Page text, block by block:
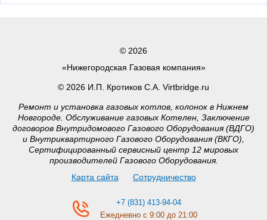
© 2026
«Нижегородская Газовая компания»
© 2026 И.П. Кротиков С.А. Virtbridge.ru
Ремонт и установка газовых котлов, колонок в Нижнем
Новгороде. Обслуживание газовых Котелен, Заключение
договоров Внутридомового Газового Оборудования (ВДГО)
и Внутриквартирного Газового Оборудования (ВКГО),
Сертифицированный сервисный центр 12 мировых
производителей Газового Оборудования.
Карта сайта
Сотрудничество
+7 (831) 413-94-04
Ежедневно с 9:00 до 21:00